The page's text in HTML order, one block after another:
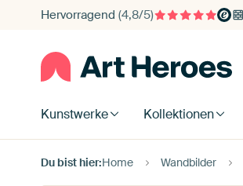
Hervorragend (4,8/5)
Kunstwerke Kollektionen
Du bist hier:Home Wandbilder